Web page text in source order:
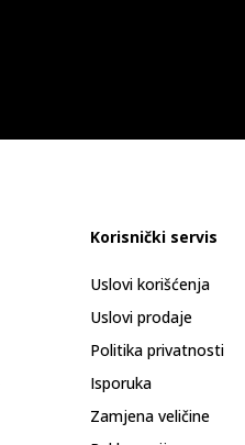
Korisnički servis
Uslovi korišćenja
Uslovi prodaje
Politika privatnosti
Isporuka
Zamjena veličine